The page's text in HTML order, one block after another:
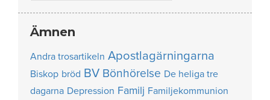
Ämnen
Andra trosartikeln Apostlagärningarna
Biskop bröd BV Bönhörelse De heliga tre
dagarna Depression Familj Familjekommunion